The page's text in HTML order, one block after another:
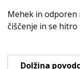
Mehek in odporen
čiščenje in se hitro
Dolžina